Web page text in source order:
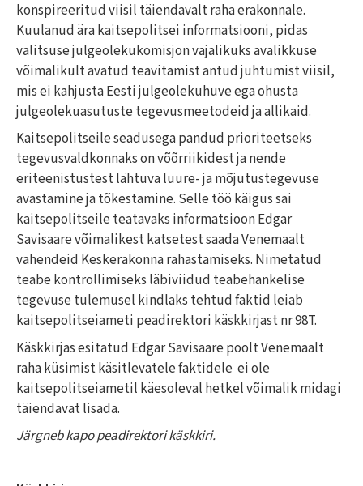
konspireeritud viisil täiendavalt raha erakonnale.
Kuulanud ära kaitsepolitsei informatsiooni, pidas
valitsuse julgeolekukomisjon vajalikuks avalikkuse
võimalikult avatud teavitamist antud juhtumist viisil,
mis ei kahjusta Eesti julgeolekuhuve ega ohusta
julgeolekuasutuste tegevusmeetodeid ja allikaid.
Kaitsepolitseile seadusega pandud prioriteetseks
tegevusvaldkonnaks on võõrriikidest ja nende
eriteenistustest lähtuva luure- ja mõjutustegevuse
avastamine ja tõkestamine. Selle töö käigus sai
kaitsepolitseile teatavaks informatsioon Edgar
Savisaare võimalikest katsetest saada Venemaalt
vahendeid Keskerakonna rahastamiseks. Nimetatud
teabe kontrollimiseks läbiviidud teabehankelise
tegevuse tulemusel kindlaks tehtud faktid leiab
kaitsepolitseiameti peadirektori käskkirjast nr 98T.
Käskkirjas esitatud Edgar Savisaare poolt Venemaalt
raha küsimist käsitlevatele faktidele ei ole
kaitsepolitseiametil käesoleval hetkel võimalik midagi
täiendavat lisada.
Järgneb kapo peadirektori käskkiri.